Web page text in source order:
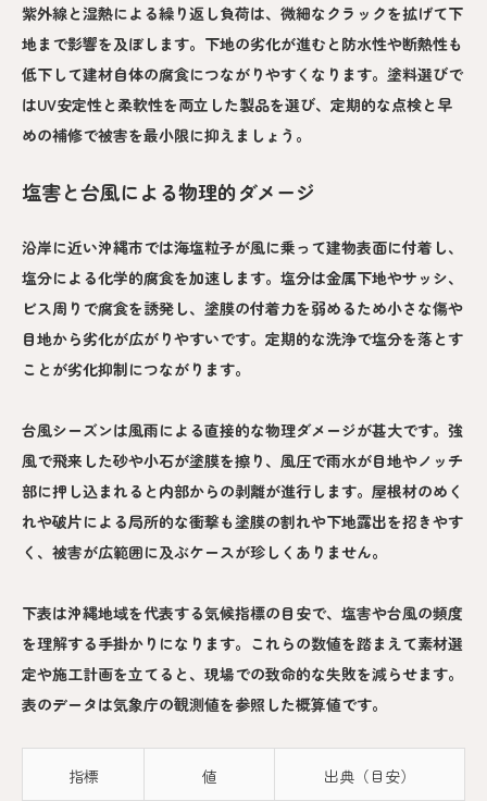
紫外線と湿熱による繰り返し負荷は、微細なクラックを拡げて下
地まで影響を及ぼします。下地の劣化が進むと防水性や断熱性も
低下して建材自体の腐食につながりやすくなります。塗料選びで
はUV安定性と柔軟性を両立した製品を選び、定期的な点検と早
めの補修で被害を最小限に抑えましょう。
塩害と台風による物理的ダメージ
沿岸に近い沖縄市では海塩粒子が風に乗って建物表面に付着し、
塩分による化学的腐食を加速します。塩分は金属下地やサッシ、
ビス周りで腐食を誘発し、塗膜の付着力を弱めるため小さな傷や
目地から劣化が広がりやすいです。定期的な洗浄で塩分を落とす
ことが劣化抑制につながります。
台風シーズンは風雨による直接的な物理ダメージが甚大です。強
風で飛来した砂や小石が塗膜を擦り、風圧で雨水が目地やノッチ
部に押し込まれると内部からの剥離が進行します。屋根材のめく
れや破片による局所的な衝撃も塗膜の割れや下地露出を招きやす
く、被害が広範囲に及ぶケースが珍しくありません。
下表は沖縄地域を代表する気候指標の目安で、塩害や台風の頻度
を理解する手掛かりになります。これらの数値を踏まえて素材選
定や施工計画を立てると、現場での致命的な失敗を減らせます。
表のデータは気象庁の観測値を参照した概算値です。
指標 値 出典（目安）